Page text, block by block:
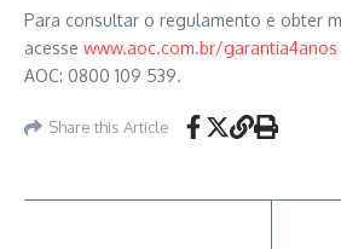
Para consultar o regulamento e obter
acesse www.aoc.com.br/garantia4anos
AOC: 0800 109 539.
Share this Article